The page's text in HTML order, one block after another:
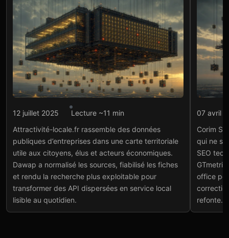
Intégration API
carte API des
entreprises locales
Voir le projet→
12 juillet 2025
Lecture ~11 min
Attractivité-locale.fr rassemble des données
publiques d’entreprises dans une carte territoriale
utile aux citoyens, élus et acteurs économiques.
Dawap a normalisé les sources, fiabilisé les fiches
et rendu la recherche plus exploitable pour
transformer des API dispersées en service local
lisible au quotidien.
07 avril
Corim
qui ne
SEO
office
refonte.